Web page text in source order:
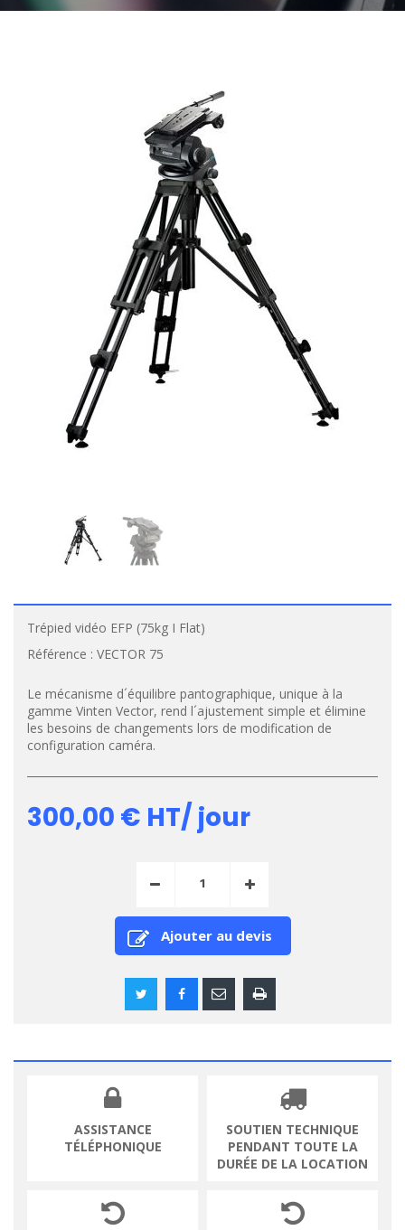
Trépied vidéo EFP (75kg I Flat)
Référence : VECTOR 75
Le mécanisme d´équilibre pantographique, unique à la
gamme Vinten Vector, rend l´ajustement simple et élimine
les besoins de changements lors de modification de
configuration caméra.
300,00 € HT/ jour
Ajouter au devis
ASSISTANCE
TÉLÉPHONIQUE
SOUTIEN TECHNIQUE
PENDANT TOUTE LA
DURÉE DE LA LOCATION